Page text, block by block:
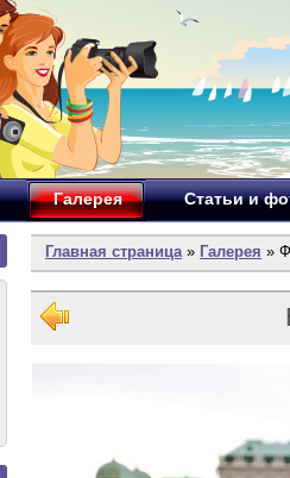
Галерея Статьи и
Главная страница» Галерея »